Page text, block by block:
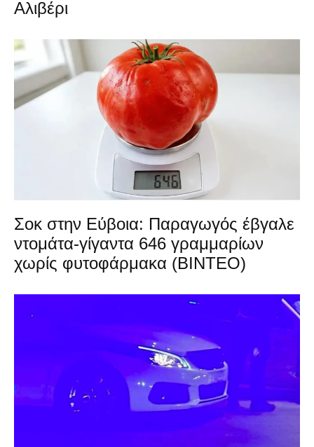
Αλιβέρι
Σοκ στην Εύβοια: Παραγωγός έβγαλε
ντομάτα-γίγαντα 646 γραμμαρίων
χωρίς φυτοφάρμακα (ΒΙΝΤΕΟ)